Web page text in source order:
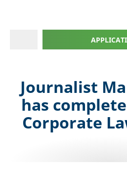
Journalist
has
Corporate